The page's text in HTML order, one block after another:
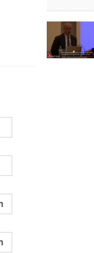
klicken, um die aktuelle
klicken, um die aktuelle
verweist dieser Link auf
Videos mit dem